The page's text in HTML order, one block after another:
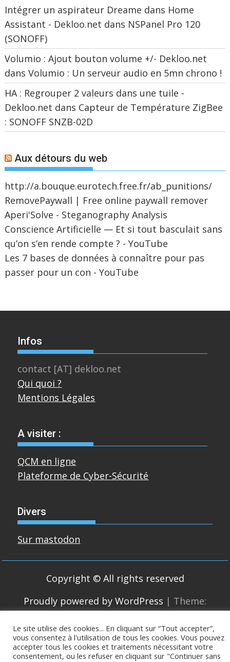
Intégrer un aspirateur Dreame dans Home
Assistant - Dekloo.net dans NSPanel Pro 120
(SONOFF)
Volumio : Ajout bouton volume +/- Dekloo.net
dansVolumio : Un serveur audio en 5mn chrono !
HA : Regrouper 2 valeurs dans une tuile -
Dekloo.net dans Capteur de Température ZigBee
: SONOFF SNZB-02D
Aux détours du web
http://a.bouque.eurotech.free.fr/ab_punitions/
RemovePaywall | Free online paywall remover
Aperi'Solve - Steganography Analysis
Conscience Artificielle — Et si tout basculait sans
qu’on s’en rende compte ? - YouTube
Les 7 bases de données à connaître pour pas
passer pour un con - YouTube
Infos
contact [AT] dekloo.net
Qui quoi ?
Mentions Légales
A visiter :
QCM en ligne
Plateforme de Cyber-Sécurité
Divers
Sur mastodon
Copyright © All rights reserved
Proudly powered by WordPress | Theme:
Le site utilise des cookies... En cliquant sur “Tout accepter”,
vous consentez à l'utilisation de tous les cookies. Vous pouvez
accepter tous les cookies et traitements nécessitant votre
consentement, ou les refuser en cliquant sur "Continuer sans